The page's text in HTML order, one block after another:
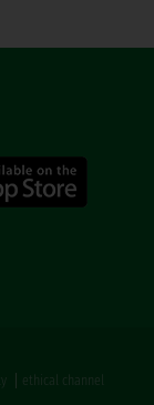
ethical channel